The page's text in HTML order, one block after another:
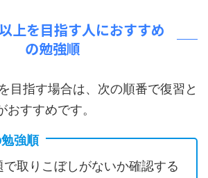
上を目指す人におすすめ
の勉強順
目指す場合は、次の順番で復習と
すすめです。
強順
で取りこぼしがないか確認する